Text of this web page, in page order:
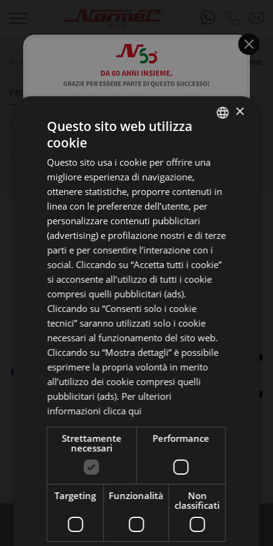
Trasporto latte - Accessori per cisterne
PRODOTTI
TRASPORTO LATTE -
ACCESSORI PER CISTERNE
Certificati
ENGLISH
FRENCH
×
Questo sito web utilizza
cookie
Questo sito usa i cookie per offrire una
migliore esperienza di navigazione,
ottenere statistiche, proporre contenuti in
linea con le preferenze dell’utente, per
personalizzare contenuti pubblicitari
(advertising) e profilazione nostri e di terze
parti e per consentire l’interazione con i
social. Cliccando su “Accetta tutti i cookie”
si acconsente all’utilizzo di tutti i cookie
compresi quelli pubblicitari (ads).
Cliccando su “Consenti solo i cookie
tecnici” saranno utilizzati solo i cookie
necessari al funzionamento del sito web.
Cliccando su “Mostra dettagli” è possibile
esprimere la propria volontà in merito
all’utilizzo dei cookie compresi quelli
pubblicitari (ads). Per ulteriori
informazioni clicca qui
Strettamente
necessari
Performance
Targeting Funzionalità
Non
classificati